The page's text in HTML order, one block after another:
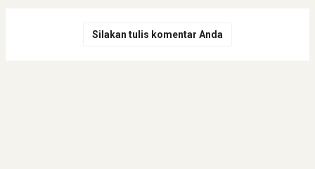
Silakan tulis komentar Anda